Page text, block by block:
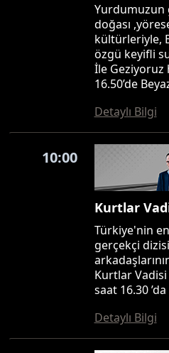
Yurdumuzun
doğası
kültürleriyle,
özgü keyifli
İle Geziyoruz
16.50’de
Detaylı Bilgi
10:00
Kurtlar
Türkiye'nin
gerçekçi
Kurtlar
saat 16.30 ’da
Detaylı Bilgi